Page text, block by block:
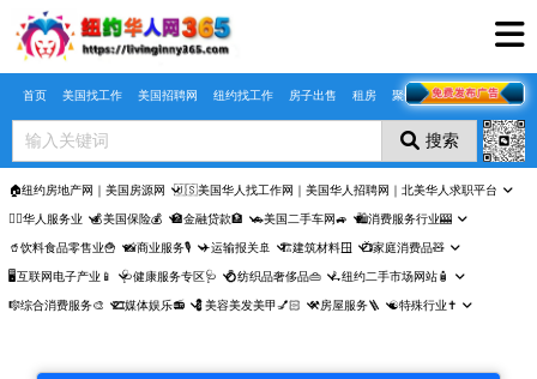
Skip to main content
首页 美国找工作 美国招聘网 纽约找工作 房子出售 租房 聚合页
搜索
🏠纽约房地产网｜美国房源网 🇺🇸美国华人找工作网｜美国华人招聘网｜北美华人求职平台
🤵‍♀️华人服务业 💰美国保险💰 🏦金融贷款🏦 🚗美国二手车网🚙 🛍️消费服务行业🎰
🥤饮料食品零售业🍟 📸商业服务🎙️ ✈️运输报关🚢 🏗️建筑材料🪟 📺家庭消费品🧸
🖥️互联网电子产业📱 🩺健康服务专区🩺 💍纺织品奢侈品👜 🛴纽约二手市场网站🧴
🎼综合消费服务🎨 🎞️媒体娱乐📻 💈美容美发美甲💅🏻 ⚒️房屋服务🪜 ☯️特殊行业✝️